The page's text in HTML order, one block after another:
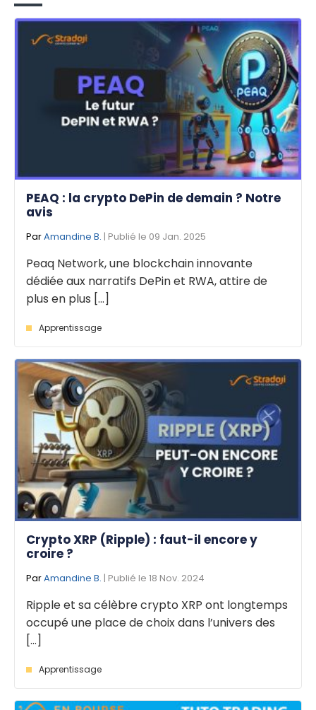
PEAQ : la crypto DePin de demain ? Notre
avis
ParAmandine B. | Publié le 09 Jan. 2025
Peaq Network, une blockchain innovante
dédiée aux narratifs DePin et RWA, attire de
plus en plus [...]
Apprentissage
Crypto XRP (Ripple) : faut-il encore y
croire ?
ParAmandine B. | Publié le 18 Nov. 2024
Ripple et sa célèbre crypto XRP ont longtemps
occupé une place de choix dans l’univers des
[...]
Apprentissage